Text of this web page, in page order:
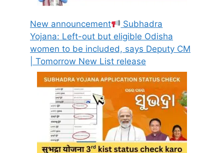
New announcement
Subhadra
Yojana: Left-out but eligible Odisha
women to be included, says Deputy CM
| Tomorrow New List release